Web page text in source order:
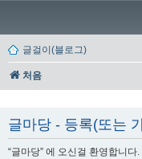
글걸이(블로그)
처음
글마당 - 등록(또는
“글마당” 에 오신걸 환영합니다.